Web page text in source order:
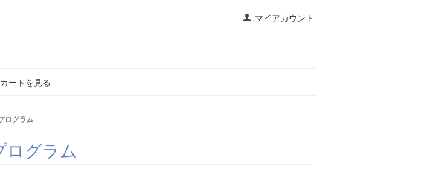
マイアカウント
カートを見る
ログラム
ログラム